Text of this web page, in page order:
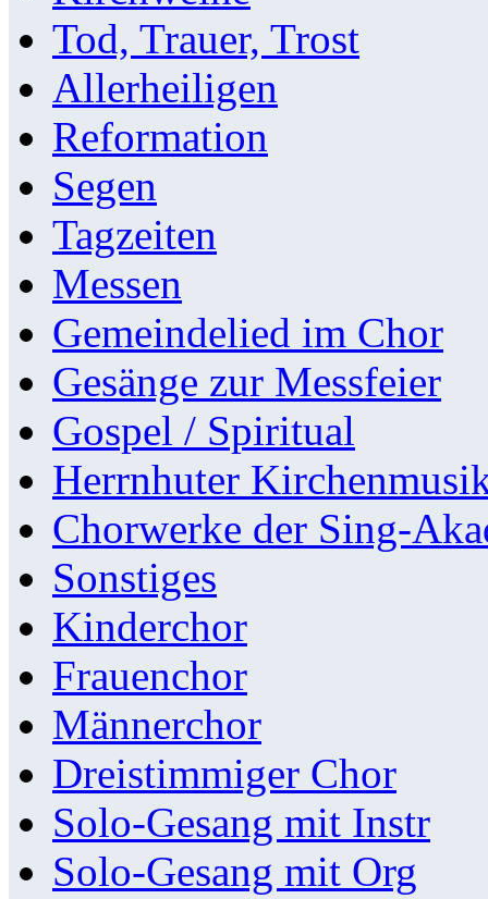
Tod, Trauer, Trost
Allerheiligen
Reformation
Segen
Tagzeiten
Messen
Gemeindelied im Chor
Gesänge zur Messfeier
Gospel / Spiritual
Herrnhuter
Chorwerke der Sing-
Sonstiges
Kinderchor
Frauenchor
Männerchor
Dreistimmiger Chor
Solo-Gesang mit Instr
Solo-Gesang mit Org